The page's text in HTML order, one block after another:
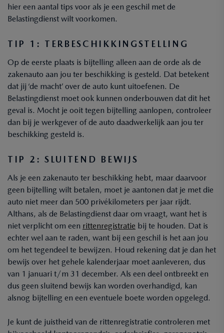
hier een aantal tips voor als je een geschil met de
Belastingdienst wilt voorkomen.
TIP 1: TERBESCHIKKINGSTELLING
Op de eerste plaats is bijtelling alleen aan de orde als de
zakenauto aan jou ter beschikking is gesteld. Dat betekent
dat jij ‘de macht’ over de auto kunt uitoefenen. De
Belastingdienst moet ook kunnen onderbouwen dat dit het
geval is. Mocht je ooit tegen bijtelling aanlopen, controleer
dan bij je werkgever of de auto daadwerkelijk aan jou ter
beschikking gesteld is.
TIP 2: SLUITEND BEWIJS
Als je een zakenauto ter beschikking hebt, maar daarvoor
geen bijtelling wilt betalen, moet je aantonen dat je met die
auto niet meer dan 500 privékilometers per jaar rijdt.
Althans, als de Belastingdienst daar om vraagt, want het is
niet verplicht om een rittenregistratie bij te houden. Dat is
echter wel aan te raden, want bij een geschil is het aan jou
om het tegendeel te bewijzen. Houd rekening dat je dan het
bewijs over het gehele kalenderjaar moet aanleveren, dus
van 1 januari t/m 31 december. Als een deel ontbreekt en
dus geen sluitend bewijs kan worden overhandigd, kan
alsnog bijtelling en een eventuele boete worden opgelegd.
Je kunt de juistheid van de rittenregistratie controleren met